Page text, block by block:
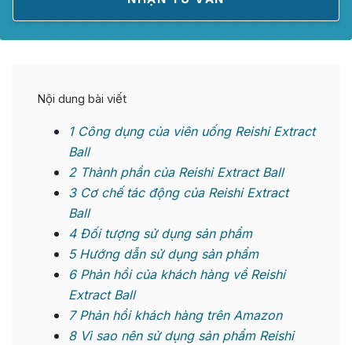
Nội dung bài viết
1Công dụng của viên uống Reishi Extract
Ball
2Thành phần của Reishi Extract Ball
3Cơ chế tác động của Reishi Extract
Ball
4Đối tượng sử dụng sản phẩm
5Hướng dẫn sử dụng sản phẩm
6Phản hồi của khách hàng về Reishi
Extract Ball
7Phản hồi khách hàng trên Amazon
8Vì sao nên sử dụng sản phẩm Reishi